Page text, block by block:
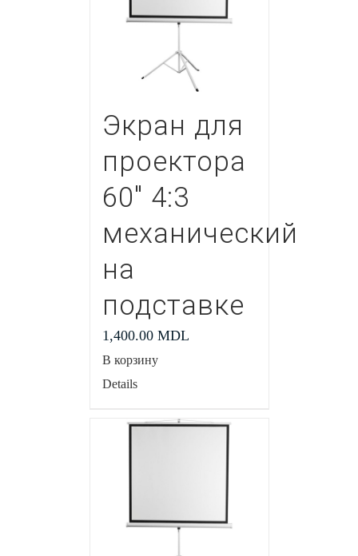
Экран для
проектора
60″ 4:3
механический
на
подставке
1,400.00 MDL
В корзину
Details